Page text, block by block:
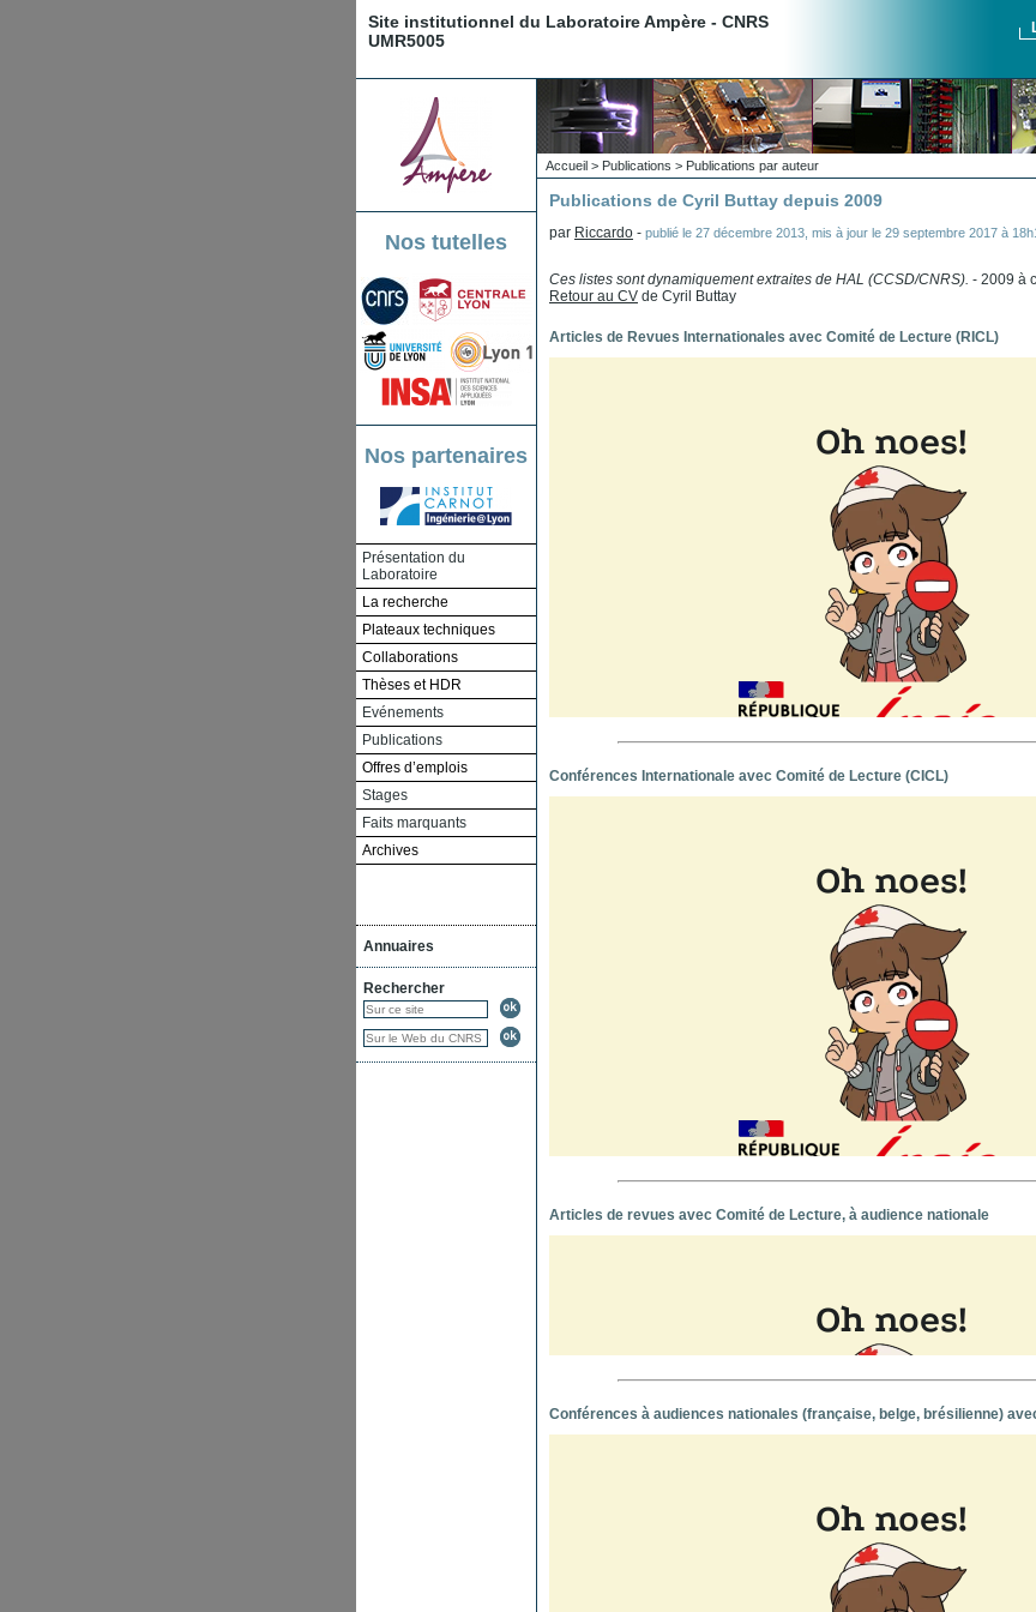
Site institutionnel du Laboratoire Ampère - CNRS
UMR5005
Nos tutelles
Nos partenaires
Présentation du
Laboratoire
La recherche
Plateaux techniques
Collaborations
Thèses et HDR
Evénements
Publications
Offres d’emplois
Stages
Faits marquants
Archives
Annuaires
Rechercher
Accueil > Publications > Publications par auteur
Publications de Cyril Buttay depuis 2009
par Riccardo - publié le 27 décembre 2013 mis à jour le 29 septembre 2017 à
Ces listes sont dynamiquement extraites de HAL (CCSD/CNRS). - 2009 à
Retour au CV de Cyril Buttay
Articles de Revues Internationales avec Comité de Lecture (RICL)
Conférences Internationale avec Comité de Lecture (CICL)
Articles de revues avec Comité de Lecture, à audience nationale
Conférences à audiences nationales (française, belge, brésilienne)